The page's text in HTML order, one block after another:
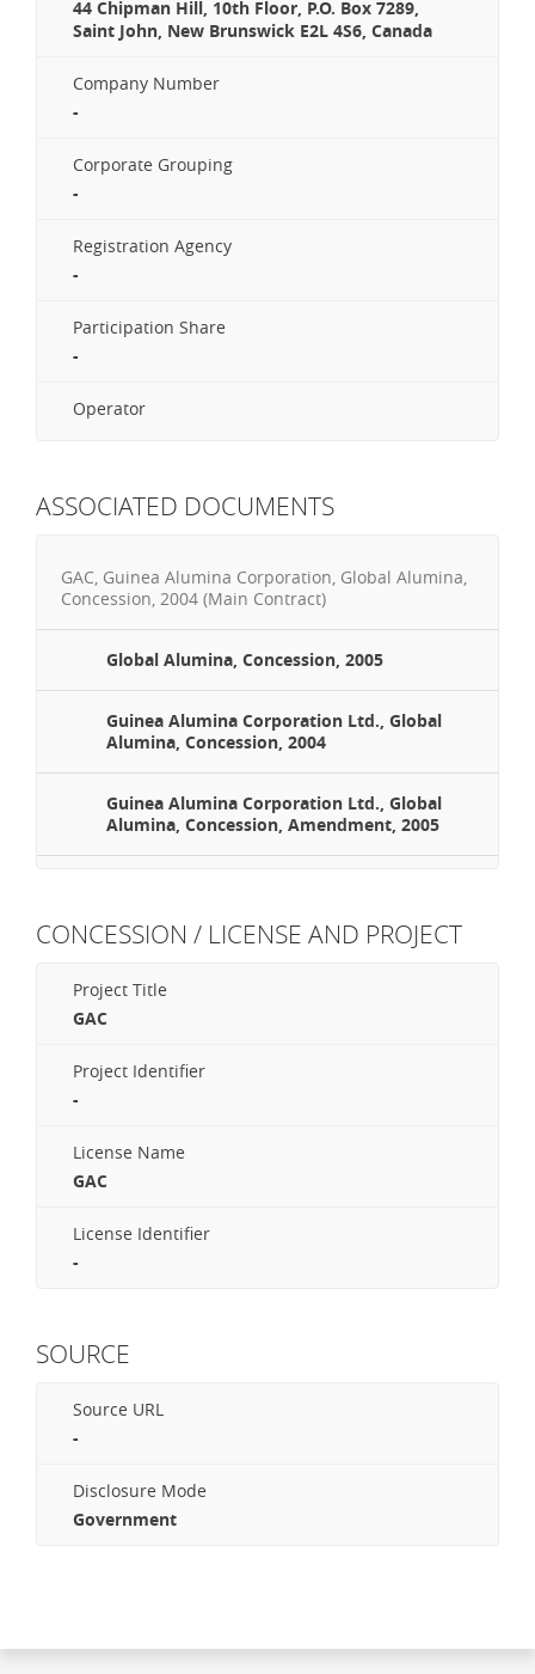
44 Chipman Hill, 10th Floor, P.O. Box 7289,
Saint John, New Brunswick E2L 4S6, Canada
Company Number
-
Corporate Grouping
-
Registration Agency
-
Participation Share
-
Operator
ASSOCIATED DOCUMENTS
GAC, Guinea Alumina Corporation, Global Alumina,
Concession, 2004 (Main Contract)
Global Alumina, Concession, 2005
Guinea Alumina Corporation Ltd., Global
Alumina, Concession, 2004
Guinea Alumina Corporation Ltd., Global
Alumina, Concession, Amendment, 2005
CONCESSION / LICENSE AND PROJECT
Project Title
GAC
Project Identifier
-
License Name
GAC
License Identifier
-
SOURCE
Source URL
-
Disclosure Mode
Government